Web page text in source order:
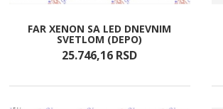
FAR XENON SA LED DNEVNIM
SVETLOM (DEPO)
25.746,16 RSD